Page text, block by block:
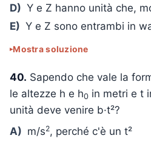
D) Y e Z hanno unità che,
E) Y e Z sono entrambi in
Mostra soluzione
40. Sapendo che vale la
le altezze h e h0 in metri e t
unità deve venire b·t²?
A) m/s2, perché c'è un t²